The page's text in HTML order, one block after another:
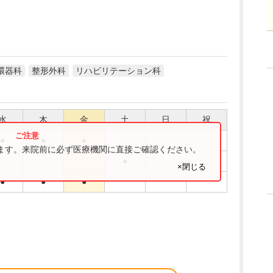
器科 整形外科 リハビリテーション科
木 金 土 日 祝
● ● ●
。来院前に必ず医療機関に直接ご確認ください。
×閉じる